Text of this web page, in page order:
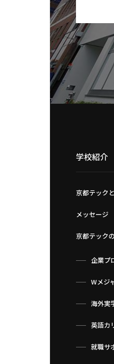
学校紹介
京都テック
メッセージ
京都テック
企業プ
Wメジ
海外実
英語カ
就職サ